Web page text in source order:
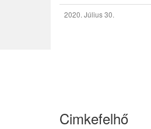
2020. Július 30.
Cimkefelhő